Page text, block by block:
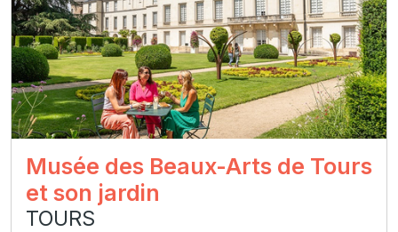
Musée des Beaux-Arts de Tours
et son jardin
TOURS